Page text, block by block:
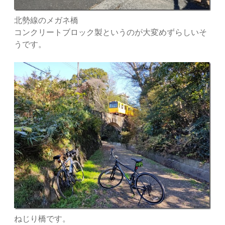
北勢線のメガネ橋
コンクリートブロック製というのが大変めずらしいそ
うです。
ねじり橋です。